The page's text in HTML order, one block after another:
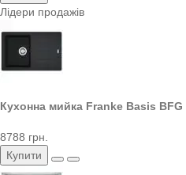
Лідери продажів
Кухонна мийка Franke Basis BFG
8788 грн.
Купити